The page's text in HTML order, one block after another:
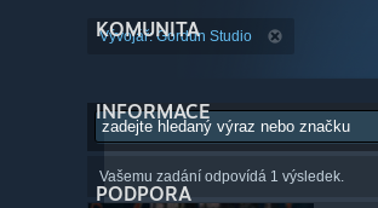
KOMUNITA
INFORMACE
PODPORA
Vývojář: Gordun Studio
Vašemu zadání odpovídá 1 výsledek.